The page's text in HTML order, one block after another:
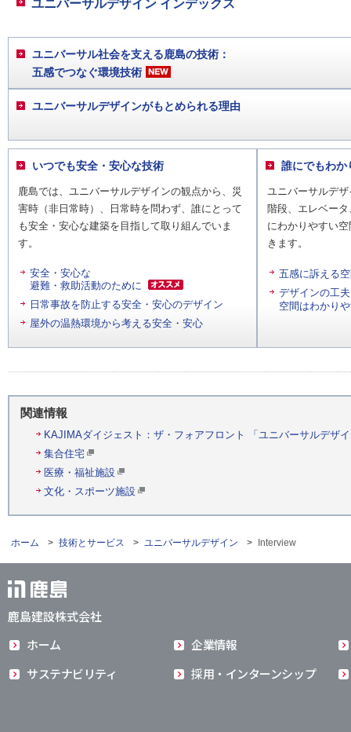
ユニバーサルデザイン インデックス
ユニバーサル社会を支える鹿島の技術：
五感でつなぐ環境技術
ユニバーサルデザインがもとめられる理由
いつでも安全・安心な技術
鹿島では、ユニバーサルデザインの観点から、災
害時（非日常時）、日常時を問わず、誰にとって
も安全・安心な建築を目指して取り組んでいま
す。
安全・安心な
避難・救助活動のために
日常事故を防止する安全・安心のデザイン
屋外の温熱環境から考える安全・安心
誰にでもわか
ユニバーサルデ
階段、エレベー
にわかりやすい
きます。
五感に訴える
デザインの工
空間はわかり
関連情報
KAJIMAダイジェスト：ザ・フォアフロント 「ユニバーサルデザ
集合住宅
医療・福祉施設
文化・スポーツ施設
ホーム > 技術とサービス > ユニバーサルデザイン > Interview
鹿島建設株式会社
ホーム
企業情報
サステナビリティ 採用・インターンシップ